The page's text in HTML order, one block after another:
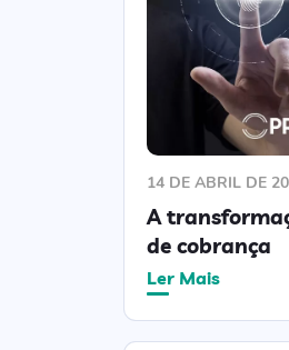
14 DE ABRIL DE
A
de cobrança
Ler Mais